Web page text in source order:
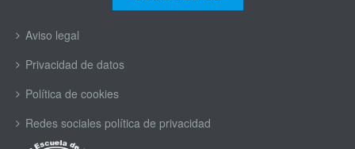
Aviso legal
Privacidad de datos
Política de cookies
Redes sociales política de privacidad